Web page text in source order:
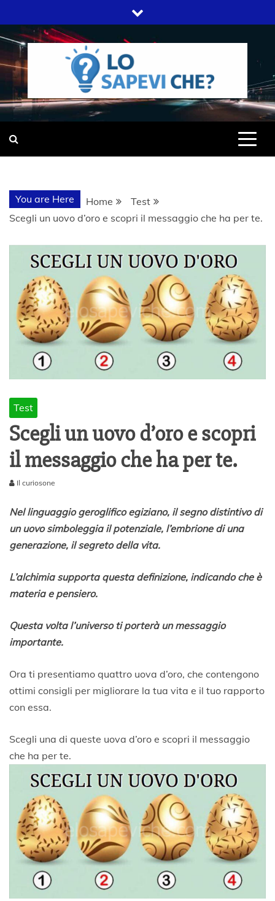
to
content
LO SAPEVI
CHE?
SITO WEB DEL GRUPPO LIFELIVE
You are Here Home
Test
Scegli un uovo d’oro e scopri il messaggio che ha per te.
Test
Scegli un uovo d’oro e scopri
il messaggio che ha per te.
7
i
c
b
r
0
1
Il curiosone
Nel linguaggio geroglifico egiziano, il segno distintivo di
un uovo simboleggia il potenziale, l’embrione di una
generazione, il segreto della vita.
L’alchimia supporta questa definizione, indicando che è
materia e pensiero.
Questa volta l’universo ti porterà un messaggio
importante.
Ora ti presentiamo quattro uova d’oro, che contengono
ottimi consigli per migliorare la tua vita e il tuo rapporto
con essa.
Scegli una di queste uova d’oro e scopri il messaggio
che ha per te.